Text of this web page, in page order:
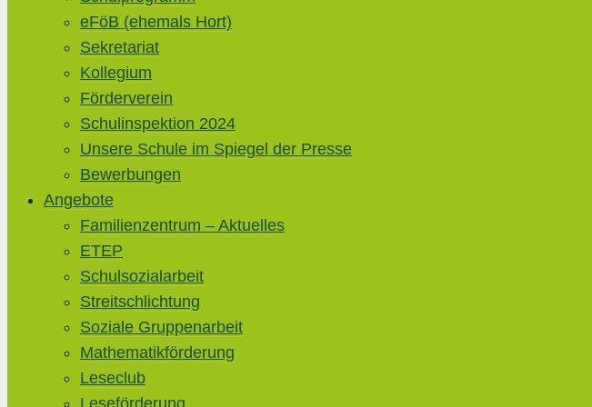
eFöB (ehemals Hort)
Sekretariat
Kollegium
Förderverein
Schulinspektion 2024
Unsere Schule im Spiegel der Presse
Bewerbungen
Angebote
Familienzentrum – Aktuelles
ETEP
Schulsozialarbeit
Streitschlichtung
Soziale Gruppenarbeit
Mathematikförderung
Leseclub
Leseförderung